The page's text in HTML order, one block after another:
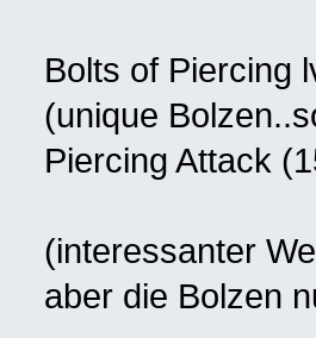
Bolts of Piercing
(unique
Piercing Attack
(interessanter
aber die Bolzen